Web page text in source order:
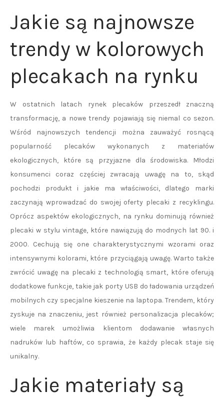
Jakie są najnowsze
trendy w kolorowych
plecakach na rynku
W ostatnich latach rynek plecaków przeszedł znaczną
transformację, a nowe trendy pojawiają się niemal co sezon.
Wśród najnowszych tendencji można zauważyć rosnącą
popularność plecaków wykonanych z materiałów
ekologicznych, które są przyjazne dla środowiska. Młodzi
konsumenci coraz częściej zwracają uwagę na to, skąd
pochodzi produkt i jakie ma właściwości, dlatego marki
zaczynają wprowadzać do swojej oferty plecaki z recyklingu.
Oprócz aspektów ekologicznych, na rynku dominują również
plecaki w stylu vintage, które nawiązują do modnych lat 90. i
2000. Cechują się one charakterystycznymi wzorami oraz
intensywnymi kolorami, które przyciągają uwagę. Warto także
zwrócić uwagę na plecaki z technologią smart, które oferują
dodatkowe funkcje, takie jak porty USB do ładowania urządzeń
mobilnych czy specjalne kieszenie na laptopa. Trendem, który
zyskuje na znaczeniu, jest również personalizacja plecaków;
wiele marek umożliwia klientom dodawanie własnych
nadruków lub haftów, co sprawia, że każdy plecak staje się
unikalny.
Jakie materiały są